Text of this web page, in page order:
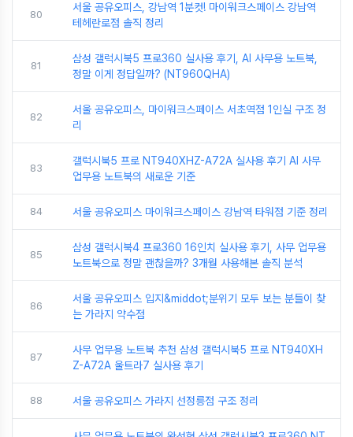
80
서울 공유오피스, 강남역 1분컷! 마이워크스페이스 강남역
테헤란로점 솔직 정리
81
삼성 갤럭시북5 프로360 실사용 후기, AI 사무용 노트북,
정말 이게 정답일까? (NT960QHA)
82
서울 공유오피스, 마이워크스페이스 서초역점 1인실 구조 정
리
83
갤럭시북5 프로 NT940XHZ-A72A 실사용 후기 AI 사무
업무용 노트북의 새로운 기준
84 서울 공유오피스 마이워크스페이스 강남역 타워점 기준 정리
85
삼성 갤럭시북4 프로360 16인치 실사용 후기, 사무 업무용
노트북으로 정말 괜찮을까? 3개월 사용해본 솔직 분석
86
서울 공유오피스 입지&middot;분위기 모두 보는 분들이 찾
는 가라지 약수점
87
사무 업무용 노트북 추천 삼성 갤럭시북5 프로 NT940XH
Z-A72A 울트라7 실사용 후기
88 서울 공유오피스 가라지 선정릉점 구조 정리